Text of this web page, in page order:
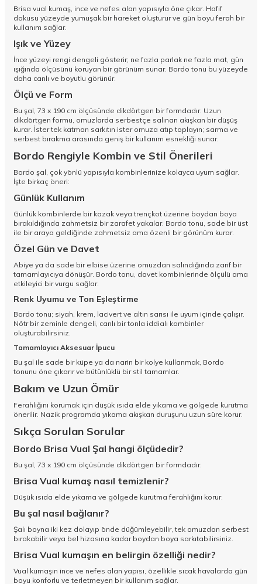
Brisa vual kumaş, ince ve nefes alan yapısıyla öne çıkar. Hafif
dokusu yüzeyde yumuşak bir hareket oluşturur ve gün boyu ferah bir
kullanım sağlar.
Işık ve Yüzey
İnce yüzeyi rengi dengeli gösterir; ne fazla parlak ne fazla mat, gün
ışığında ölçüsünü koruyan bir görünüm sunar. Bordo tonu bu yüzeyde
daha canlı ve boyutlu görünür.
Ölçü ve Form
Bu şal, 73 x 190 cm ölçüsünde dikdörtgen bir formdadır. Uzun
dikdörtgen formu, omuzlarda serbestçe salınan akışkan bir düşüş
kurar. İster tek katman sarkıtın ister omuza atıp toplayın; sarma ve
serbest bırakma arasında geniş bir kullanım esnekliği sunar.
Bordo Rengiyle Kombin ve Stil Önerileri
Bordo şal, çok yönlü yapısıyla kombinlerinize kolayca uyum sağlar.
İşte birkaç öneri:
Günlük Kullanım
Günlük kombinlerde bir kazak veya trençkot üzerine boydan boya
bırakıldığında zahmetsiz bir zarafet yakalar. Bordo tonu, sade bir üst
ile bir araya geldiğinde zahmetsiz ama özenli bir görünüm kurar.
Özel Gün ve Davet
Abiye ya da sade bir elbise üzerine omuzdan salındığında zarif bir
tamamlayıcıya dönüşür. Bordo tonu, davet kombinlerinde ölçülü ama
etkileyici bir vurgu sağlar.
Renk Uyumu ve Ton Eşleştirme
Bordo tonu; siyah, krem, lacivert ve altın sarısı ile uyum içinde çalışır.
Nötr bir zeminle dengeli, canlı bir tonla iddialı kombinler
oluşturabilirsiniz.
Tamamlayıcı Aksesuar İpucu
Bu şal ile sade bir küpe ya da narin bir kolye kullanmak, Bordo
tonunu öne çıkarır ve bütünlüklü bir stil tamamlar.
Bakım ve Uzun Ömür
Ferahlığını korumak için düşük ısıda elde yıkama ve gölgede kurutma
önerilir. Nazik programda yıkama akışkan duruşunu uzun süre korur.
Sıkça Sorulan Sorular
Bordo Brisa Vual Şal hangi ölçüdedir?
Bu şal, 73 x 190 cm ölçüsünde dikdörtgen bir formdadır.
Brisa Vual kumaş nasıl temizlenir?
Düşük ısıda elde yıkama ve gölgede kurutma ferahlığını korur.
Bu şal nasıl bağlanır?
Şalı boyna iki kez dolayıp önde düğümleyebilir, tek omuzdan serbest
bırakabilir veya bel hizasına kadar boydan boya sarkıtabilirsiniz.
Brisa Vual kumaşın en belirgin özelliği nedir?
Vual kumaşın ince ve nefes alan yapısı, özellikle sıcak havalarda gün
boyu konforlu ve terletmeyen bir kullanım sağlar.